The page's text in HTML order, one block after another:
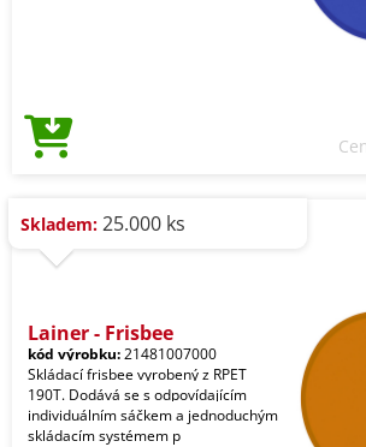
Skladem: 25.000 ks
Lainer - Frisbee
kód výrobku:21481007000
Skládací frisbee vyrobený z RPET
190T. Dodává se s odpovídajícím
individuálním sáčkem a jednoduchým
skládacím systémem p